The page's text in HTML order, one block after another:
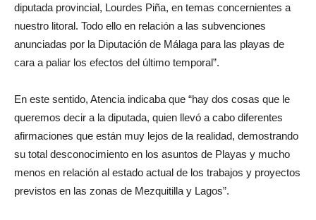
diputada provincial, Lourdes Piña, en temas concernientes a
nuestro litoral. Todo ello en relación a las subvenciones
anunciadas por la Diputación de Málaga para las playas de
cara a paliar los efectos del último temporal”.
En este sentido, Atencia indicaba que “hay dos cosas que le
queremos decir a la diputada, quien llevó a cabo diferentes
afirmaciones que están muy lejos de la realidad, demostrando
su total desconocimiento en los asuntos de Playas y mucho
menos en relación al estado actual de los trabajos y proyectos
previstos en las zonas de Mezquitilla y Lagos”.